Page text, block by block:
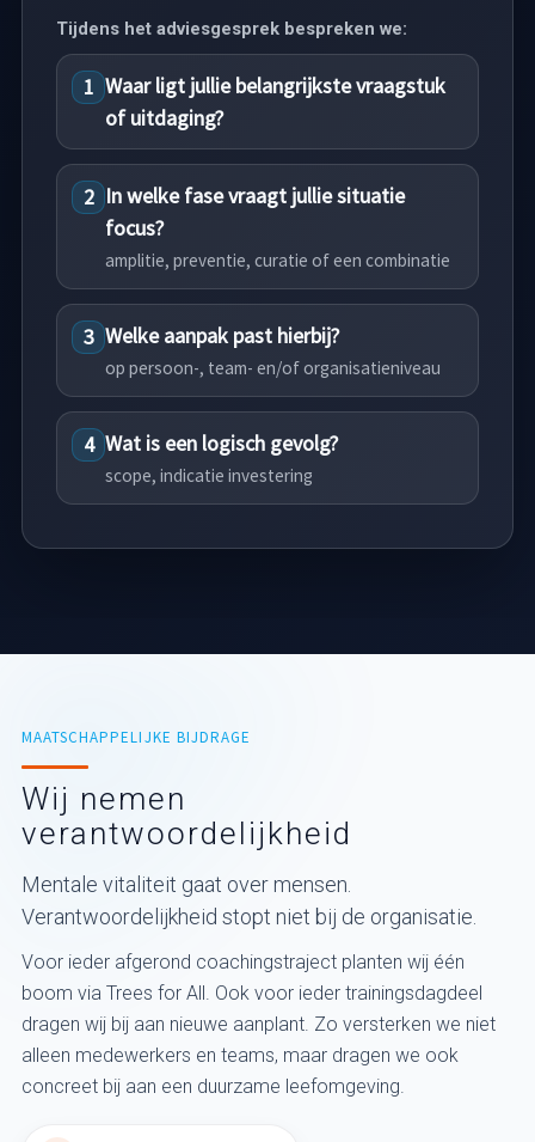
Tijdens het adviesgesprek bespreken we:
1 Waar ligt jullie belangrijkste vraagstuk
of uitdaging?
2 In welke fase vraagt jullie situatie
focus?
amplitie, preventie, curatie of een combinatie
3 Welke aanpak past hierbij?
op persoon-, team- en/of organisatieniveau
4 Wat is een logisch gevolg?
scope, indicatie investering
MAATSCHAPPELIJKE BIJDRAGE
Wij nemen
verantwoordelijkheid
Mentale vitaliteit gaat over mensen.
Verantwoordelijkheid stopt niet bij de organisatie.
Voor ieder afgerond coachingstraject planten wij één
boom via Trees for All. Ook voor ieder trainingsdagdeel
dragen wij bij aan nieuwe aanplant. Zo versterken we niet
alleen medewerkers en teams, maar dragen we ook
concreet bij aan een duurzame leefomgeving.